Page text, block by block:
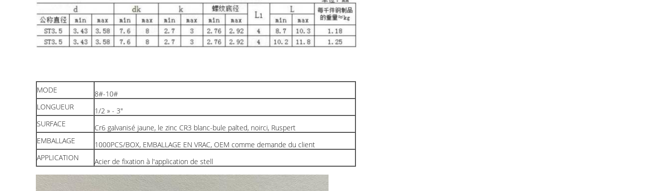
MODE
8#-10#
LONGUEUR
1/2 » - 3"
SURFACE
Cr6 galvanisé jaune, le zinc CR3 blanc-bule palted, noirci, Ruspert
EMBALLAGE
1000PCS/BOX, EMBALLAGE EN VRAC, OEM comme demande du client
APPLICATION
Acier de fixation à l'application de stell